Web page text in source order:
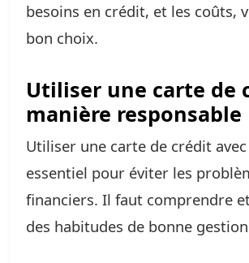
besoins en crédit, et les coûts,
bon choix.
Utiliser une carte de
manière responsable
Utiliser une carte de crédit
essentiel pour éviter les
financiers. Il faut comprendre
des habitudes de bonne